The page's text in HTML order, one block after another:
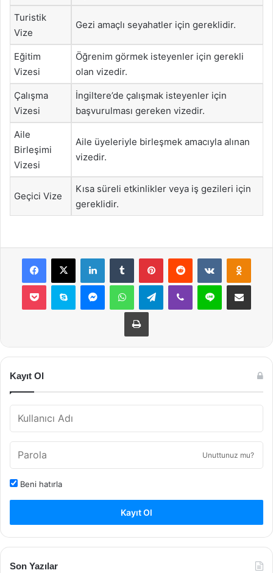
Turistik
Vize
Gezi amaçlı seyahatler için gereklidir.
Eğitim
Vizesi
Öğrenim görmek isteyenler için gerekli
olan vizedir.
Çalışma
Vizesi
İngiltere’de çalışmak isteyenler için
başvurulması gereken vizedir.
Aile
Birleşimi
Vizesi
Aile üyeleriyle birleşmek amacıyla alınan
vizedir.
Geçici Vize
Kısa süreli etkinlikler veya iş gezileri için
gereklidir.
Facebook
X LinkedInTumblr PinterestReddit VKontakte
Pocket Skype MessengerWhatsAppTelegramViber Line E-Posta ile
Yazdır
Kayıt Ol
Unuttunuz mu?
Beni hatırla
Kayıt Ol
Son Yazılar